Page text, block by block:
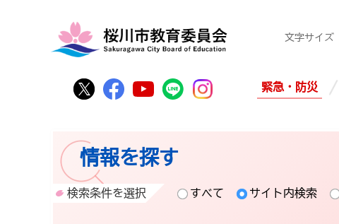
桜川市公式Twitter
桜川市公式Facebook
桜川市公式YouTube
桜川市公式LINE
Instagram
文字サイズ
緊急・防災
情報を探す
検索条件を選択 すべて サイト内検索